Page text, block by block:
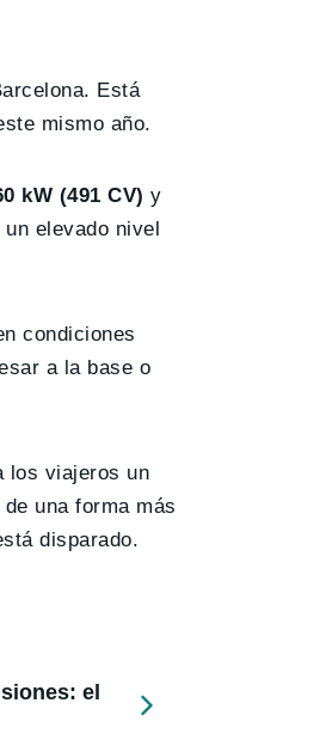
Está
mismo año.
kW (491 CV) y
elevado nivel
condiciones
a la base o
los viajeros un
una forma más
disparado.
el